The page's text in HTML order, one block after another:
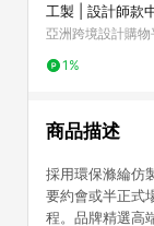
工製 | 設計師款
亞洲跨境設計購
1%
商品描述
採用環保滌綸仿
要約會或半正式
程。品牌精選高